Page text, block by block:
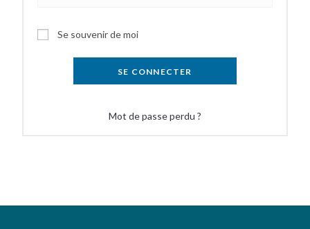
Se souvenir de moi
SE CONNECTER
Mot de passe perdu ?